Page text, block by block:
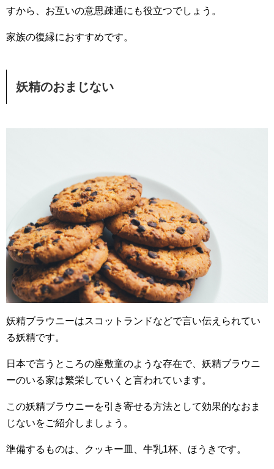
すから、お互いの意思疎通にも役立つでしょう。
家族の復縁におすすめです。
妖精のおまじない
妖精ブラウニーはスコットランドなどで言い伝えられてい
る妖精です。
日本で言うところの座敷童のような存在で、妖精ブラウニ
ーのいる家は繁栄していくと言われています。
この妖精ブラウニーを引き寄せる方法として効果的なおま
じないをご紹介しましょう。
準備するものは、クッキー皿、牛乳1杯、ほうきです。